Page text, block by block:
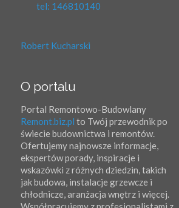
tel: 146810140
Robert Kucharski
O portalu
Portal Remontowo-Budowlany
Remont.biz.pl to Twój przewodnik po
świecie budownictwa i remontów.
Ofertujemy najnowsze informacje,
ekspertów porady, inspiracje i
wskazówki z różnych dziedzin, takich
jak budowa, instalacje grzewcze i
chłodnicze, aranżacja wnętrz i więcej.